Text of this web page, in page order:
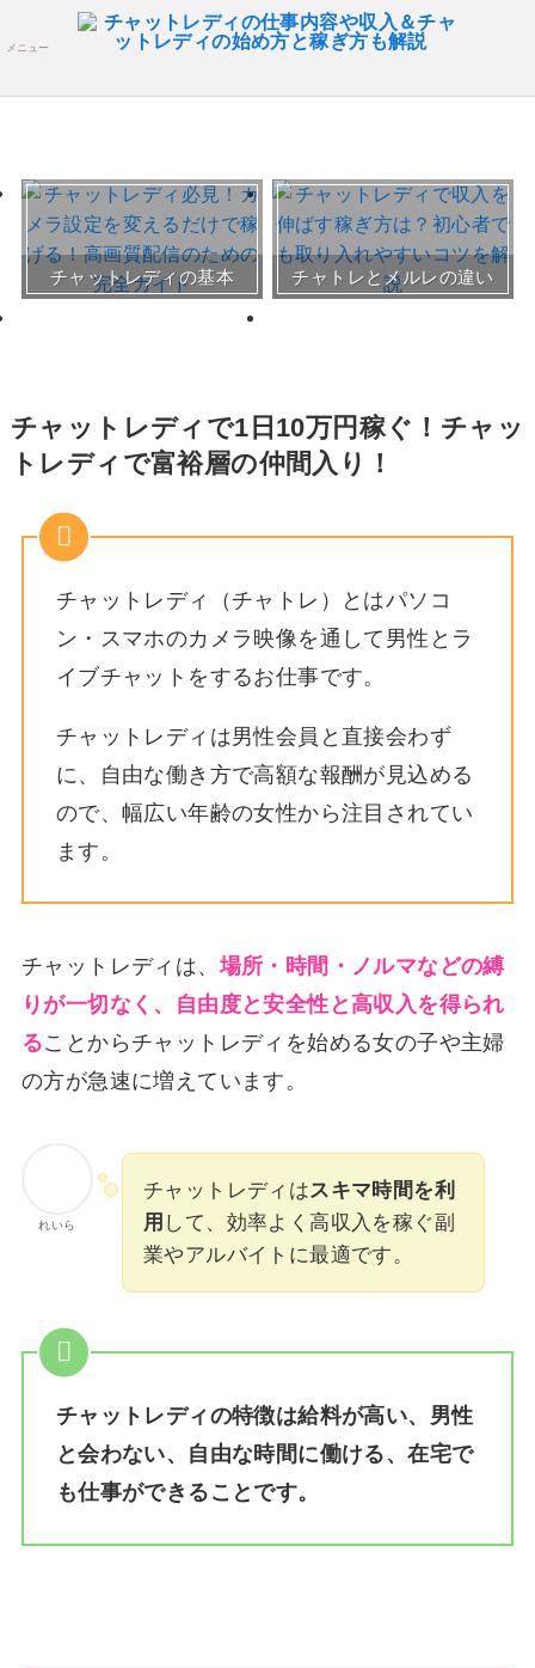
メニュー
チャットレディの基本 チャトレとメルレの違い
おすすめチャトレ事務所＆
サイト
30～50代向けサイト
チャットレディで1日10万円稼ぐ！チャッ
トレディで富裕層の仲間入り！
チャットレディ（チャトレ）とはパソコ
ン・スマホのカメラ映像を通して男性とラ
イブチャットをするお仕事です。
チャットレディは男性会員と直接会わず
に、自由な働き方で高額な報酬が見込める
ので、幅広い年齢の女性から注目されてい
ます。
チャットレディは、場所・時間・ノルマなどの縛
りが一切なく、自由度と安全性と高収入を得られ
ることからチャットレディを始める女の子や主婦
の方が急速に増えています。
れいら
チャットレディはスキマ時間を利
用 して、効率よく高収入を稼ぐ副
業やアルバイトに最適です。
チャットレディの特徴は給料が高い、男性
と会わない、自由な時間に働ける、在宅で
も仕事ができることです。